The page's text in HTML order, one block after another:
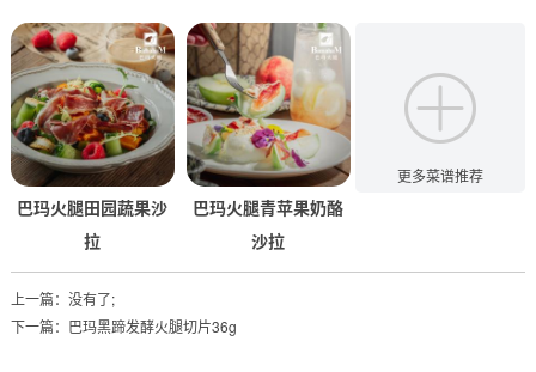
巴玛火腿田园蔬果沙
拉
巴玛火腿青苹果奶酪
沙拉
更多菜谱推荐
上一篇：没有了;
下一篇： 巴玛黑蹄发酵火腿切片36g